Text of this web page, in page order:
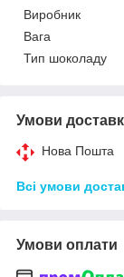
Виробник
Вага
Тип шоколаду
Умови
Нова Пошта
Всі умови
Умови оплати